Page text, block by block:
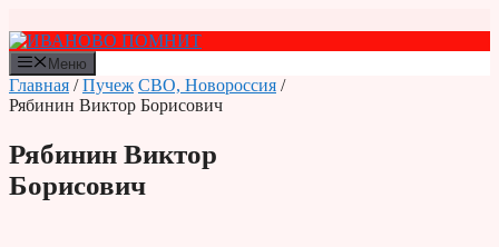
к
содержимому
Меню
Главная /Пучеж СВО, Новороссия /
Рябинин Виктор Борисович
Рябинин Виктор
Борисович